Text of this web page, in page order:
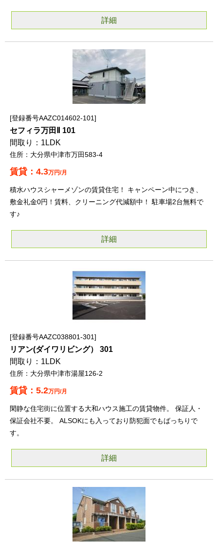
詳細
登録番号AAZC014602-101
セフィラ万田Ⅱ 101
1LDK
大分県中津市万田583-4
4.3万円/月
積水ハウスシャーメゾンの賃貸住宅！ キャンペーン中につき、
敷金礼金0円！賃料、クリーニング代減額中！ 駐車場2台無料で
す♪
詳細
登録番号AAZC038801-301
リアン(ダイワリビング） 301
1LDK
大分県中津市湯屋126-2
5.2万円/月
閑静な住宅街に位置する大和ハウス施工の賃貸物件。 保証人・
保証会社不要。 ALSOKにも入っており防犯面でもばっちりで
す。
詳細